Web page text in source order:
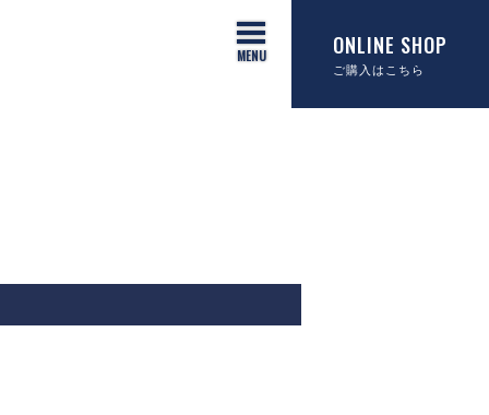
ONLINE SHOP
ご購入はこちら